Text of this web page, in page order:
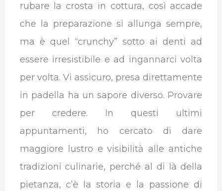
rubare la crosta in cottura, così accade
che la preparazione si allunga sempre,
ma è quel “crunchy” sotto ai denti ad
essere irresistibile e ad ingannarci volta
per volta. Vi assicuro, presa direttamente
in padella ha un sapore diverso. Provare
per credere. In questi ultimi
appuntamenti, ho cercato di dare
maggiore lustro e visibilità alle antiche
tradizioni culinarie, perché al di là della
pietanza, c’è la storia e la passione di